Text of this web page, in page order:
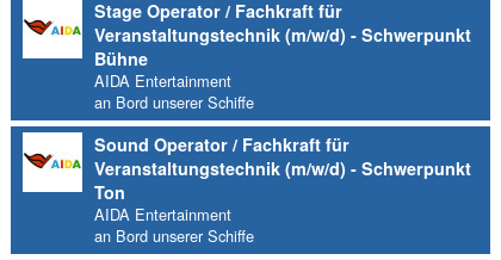
Stage Operator / Fachkraft für
Veranstaltungstechnik (m/w/d) - Schwerpunkt
Bühne
AIDA Entertainment
an Bord unserer Schiffe
Sound Operator / Fachkraft für
Veranstaltungstechnik (m/w/d) - Schwerpunkt
Ton
AIDA Entertainment
an Bord unserer Schiffe